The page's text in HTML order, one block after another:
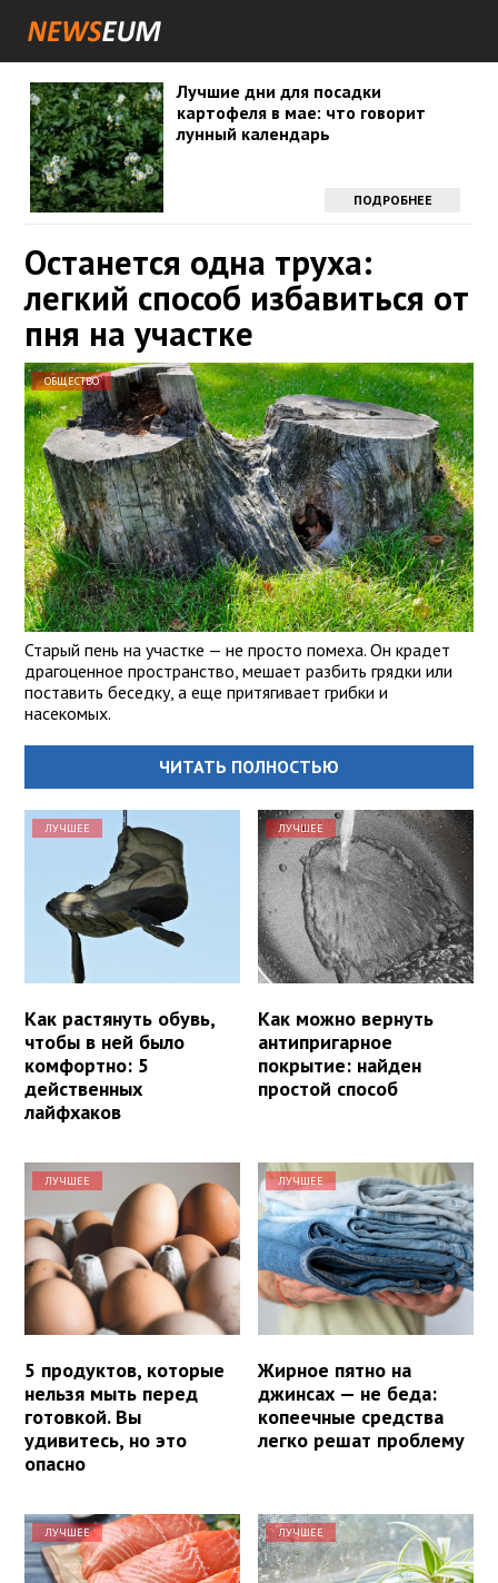
Лучшие дни для посадки
картофеля в мае: что говорит
лунный календарь
ПОДРОБНЕЕ
Останется одна труха:
легкий способ избавиться от
пня на участке
ОБЩЕСТВО
Старый пень на участке — не просто помеха. Он крадет
драгоценное пространство, мешает разбить грядки или
поставить беседку, а еще притягивает грибки и
насекомых.
ЧИТАТЬ ПОЛНОСТЬЮ
ЛУЧШЕЕ
Как растянуть обувь,
чтобы в ней было
комфортно: 5
действенных
лайфхаков
ЛУЧШЕЕ
Как можно вернуть
антипригарное
покрытие: найден
простой способ
ЛУЧШЕЕ
5 продуктов, которые
нельзя мыть перед
готовкой. Вы
удивитесь, но это
опасно
ЛУЧШЕЕ
Жирное пятно на
джинсах — не беда:
копеечные средства
легко решат проблему
ЛУЧШЕЕ ЛУЧШЕЕ